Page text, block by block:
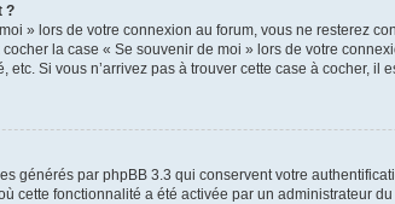
?
» lors de votre connexion au forum, vous ne resterez
la case « Se souvenir de moi » lors de votre
Si vous n’arrivez pas à trouver cette case à cocher, il
générés par phpBB 3.3 qui conservent votre
cette fonctionnalité a été activée par un administrateur